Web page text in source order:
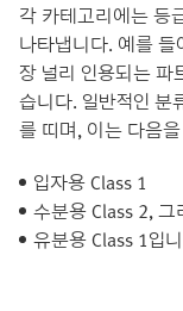
각 카테고리에는 등
나타냅니다. 예를
장 널리 인용되는 파
습니다. 일반적인
를 띠며, 이는 다음
입자용 Class 1
수분용 Class 2, 그
유분용 Class 1입